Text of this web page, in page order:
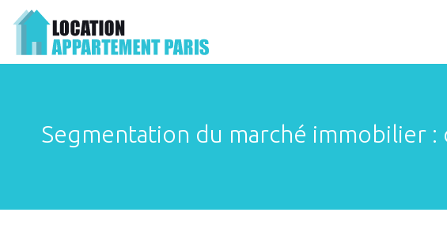
Segmentation du marché immobilier :